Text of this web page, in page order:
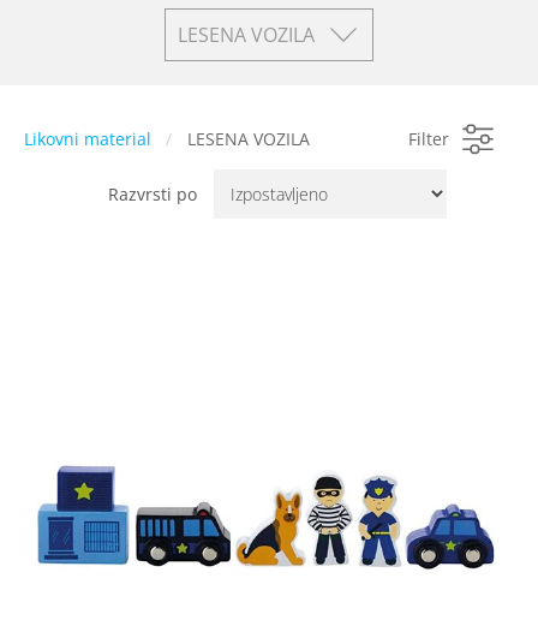
LESENA VOZILA
Likovni material LESENA VOZILA Filter
Razvrsti po